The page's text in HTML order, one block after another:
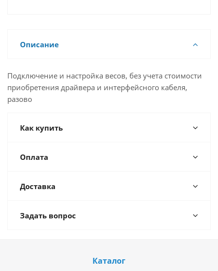
Описание
Подключение и настройка весов, без учета стоимости
приобретения драйвера и интерфейсного кабеля,
разово
Как купить
Оплата
Доставка
Задать вопрос
Каталог